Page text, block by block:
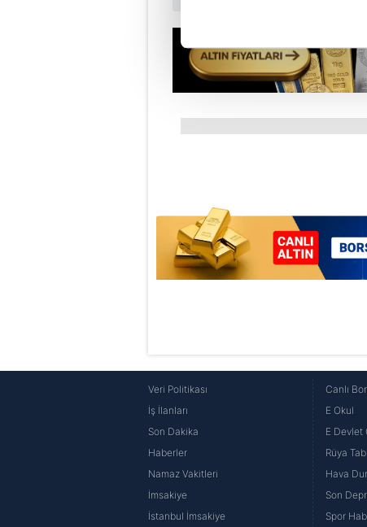
Her halükârda, kullanıcılar,
Sizlere daha iyi bir hizmet
çerezler vasıtasıyla çeşitli
6698 sayılı Kişisel Verilerin
mevzuata uygun olarak
Veri Politikası
İş İlanları
Son Dakika
Haberler
Namaz Vakitleri
İmsakiye
İstanbul İmsakiye
Canlı
E Okul
E Devlet
Rüya
Hava
Son
Spor